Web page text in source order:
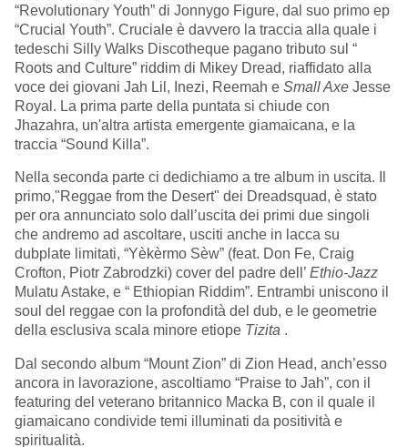
“Revolutionary Youth” di Jonnygo Figure, dal suo primo ep
“Crucial Youth”. Cruciale è davvero la traccia alla quale i
tedeschi Silly Walks Discotheque pagano tributo sul “
Roots and Culture” riddim di Mikey Dread, riaffidato alla
voce dei giovani Jah Lil, Inezi, Reemah e Small Axe Jesse
Royal. La prima parte della puntata si chiude con
Jhazahra, un'altra artista emergente giamaicana, e la
traccia “Sound Killa”.
Nella seconda parte ci dedichiamo a tre album in uscita. Il
primo,"Reggae from the Desert" dei Dreadsquad, è stato
per ora annunciato solo dall’uscita dei primi due singoli
che andremo ad ascoltare, usciti anche in lacca su
dubplate limitati, “Yèkèrmo Sèw” (feat. Don Fe, Craig
Crofton, Piotr Zabrodzki) cover del padre dell’ Ethio-Jazz
Mulatu Astake, e “ Ethiopian Riddim”. Entrambi uniscono il
soul del reggae con la profondità del dub, e le geometrie
della esclusiva scala minore etiope Tizita .
Dal secondo album “Mount Zion” di Zion Head, anch’esso
ancora in lavorazione, ascoltiamo “Praise to Jah”, con il
featuring del veterano britannico Macka B, con il quale il
giamaicano condivide temi illuminati da positività e
spiritualità.